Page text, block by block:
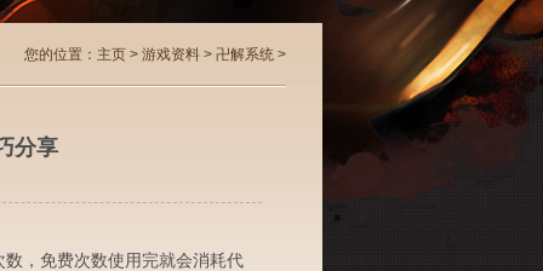
您的位置： 主页 > 游戏资料 > 卍解系统 >
分享
，免费次数使用完就会消耗代